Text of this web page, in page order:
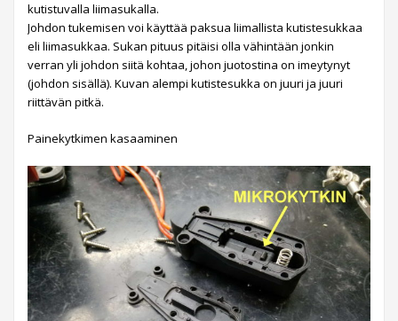
kutistuvalla liimasukalla.
Johdon tukemisen voi käyttää paksua liimallista kutistesukkaa
eli liimasukkaa. Sukan pituus pitäisi olla vähintään jonkin
verran yli johdon siitä kohtaa, johon juotostina on imeytynyt
(johdon sisällä). Kuvan alempi kutistesukka on juuri ja juuri
riittävän pitkä.
Painekytkimen kasaaminen